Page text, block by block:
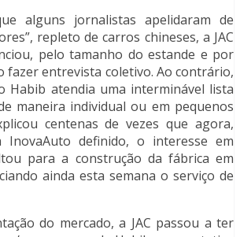
alguns jornalistas apelidaram de
repleto de carros chineses, a JAC
pelo tamanho do estande e por
fazer entrevista coletivo. Ao contrário,
Habib atendia uma interminável lista
maneira individual ou em pequenos
centenas de vezes que agora,
definido, o interesse em
para a construção da fábrica em
ainda esta semana o serviço de
do mercado, a JAC passou a ter